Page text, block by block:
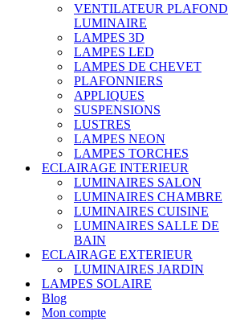
VENTILATEUR PLAFOND
LUMINAIRE
LAMPES 3D
LAMPES LED
LAMPES DE CHEVET
PLAFONNIERS
APPLIQUES
SUSPENSIONS
LUSTRES
LAMPES NEON
LAMPES TORCHES
ECLAIRAGE INTERIEUR
LUMINAIRES SALON
LUMINAIRES CHAMBRE
LUMINAIRES CUISINE
LUMINAIRES SALLE DE
BAIN
ECLAIRAGE EXTERIEUR
LUMINAIRES JARDIN
LAMPES SOLAIRE
Blog
Mon compte